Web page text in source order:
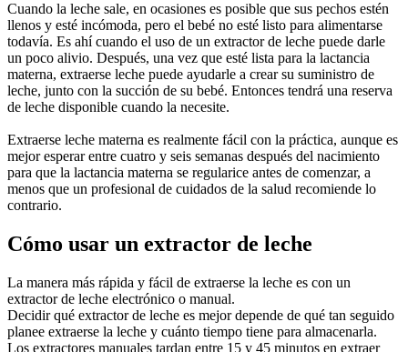
Cuando la leche sale, en ocasiones es posible que sus pechos estén
llenos y esté incómoda, pero el bebé no esté listo para alimentarse
todavía. Es ahí cuando el uso de un extractor de leche puede darle
un poco alivio. Después, una vez que esté lista para la lactancia
materna, extraerse leche puede ayudarle a crear su suministro de
leche, junto con la succión de su bebé. Entonces tendrá una reserva
de leche disponible cuando la necesite.
Extraerse leche materna es realmente fácil con la práctica, aunque es
mejor esperar entre cuatro y seis semanas después del nacimiento
para que la lactancia materna se regularice antes de comenzar, a
menos que un profesional de cuidados de la salud recomiende lo
contrario.
Cómo usar un extractor de leche
La manera más rápida y fácil de extraerse la leche es con un
extractor de leche electrónico o manual.
Decidir qué extractor de leche es mejor depende de qué tan seguido
planee extraerse la leche y cuánto tiempo tiene para almacenarla.
Los extractores manuales tardan entre 15 y 45 minutos en extraer